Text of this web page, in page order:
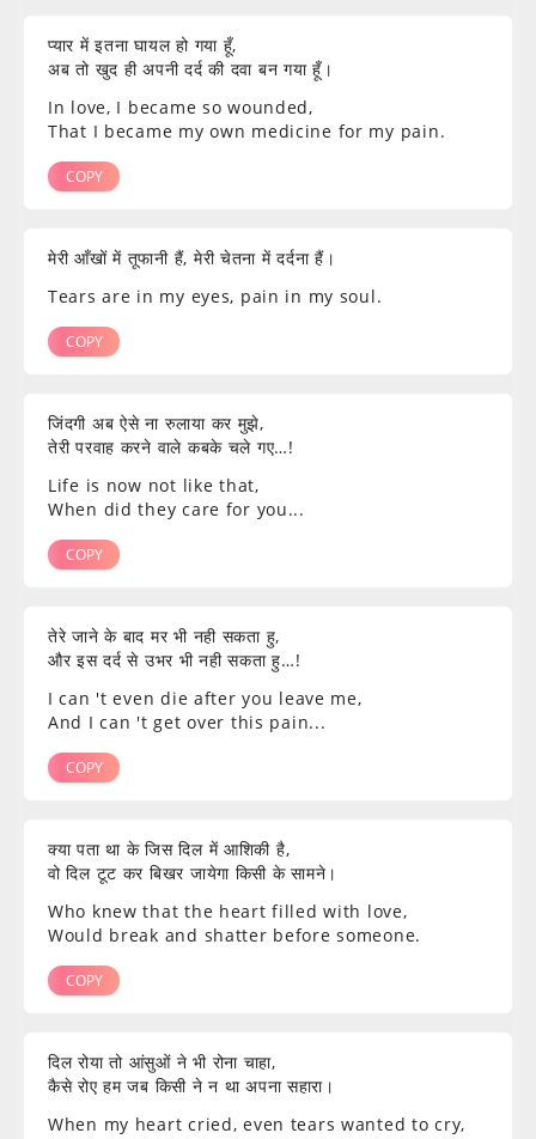
प्यार में इतना घायल हो गया हूँ,
अब तो खुद ही अपनी दर्द की दवा बन गया हूँ।
In love, I became so wounded,
That I became my own medicine for my pain.
COPY
मेरी आँखों में तूफानी हैं, मेरी चेतना में दर्दना हैं।
Tears are in my eyes, pain in my soul.
COPY
जिंदगी अब ऐसे ना रुलाया कर मुझे,
तेरी परवाह करने वाले कबके चले गए…!
Life is now not like that,
When did they care for you...
COPY
तेरे जाने के बाद मर भी नही सकता हु,
और इस दर्द से उभर भी नही सकता हु…!
I can 't even die after you leave me,
And I can 't get over this pain...
COPY
क्या पता था के जिस दिल में आशिकी है,
वो दिल टूट कर बिखर जायेगा किसी के सामने।
Who knew that the heart filled with love,
Would break and shatter before someone.
COPY
दिल रोया तो आंसुओं ने भी रोना चाहा,
कैसे रोए हम जब किसी ने न था अपना सहारा।
When my heart cried, even tears wanted to cry,